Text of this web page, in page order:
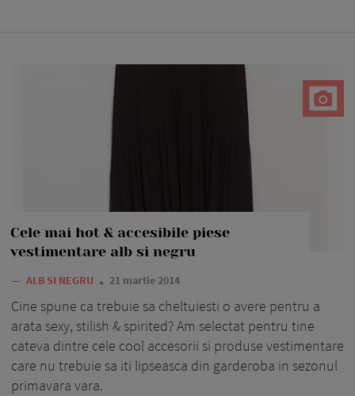
Cele mai hot & accesibile piese
vestimentare alb si negru
— ALB SI NEGRU 21 martie 2014
Cine spune ca trebuie sa cheltuiesti o avere pentru a
arata sexy, stilish & spirited? Am selectat pentru tine
cateva dintre cele cool accesorii si produse vestimentare
care nu trebuie sa iti lipseasca din garderoba in sezonul
primavara vara.